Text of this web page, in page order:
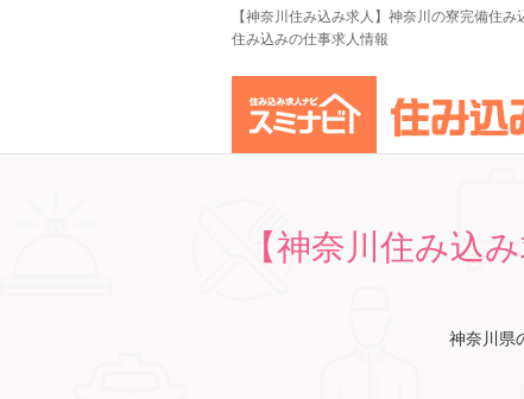
【神奈川住み込み求人】神奈川の寮完備住
住み込みの仕事求人情報
【神奈川住み込
神奈川県